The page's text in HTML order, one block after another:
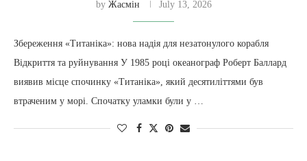
by Жасмін July 13, 2026
Збереження «Титаніка»: нова надія для незатонулого корабля
Відкриття та руйнування У 1985 році океанограф Роберт Баллард
виявив місце спочинку «Титаніка», який десятиліттями був
втраченим у морі. Спочатку уламки були у …